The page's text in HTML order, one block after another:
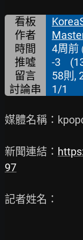
看板
作者
時間 4周前
推噓 -3 (
留言
58則,
討論串 1/1
媒體名稱：
新聞連結：
97
記者姓名：